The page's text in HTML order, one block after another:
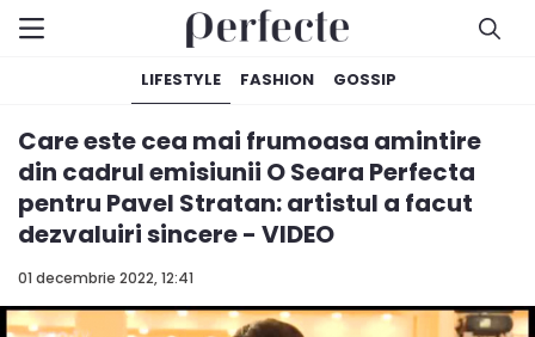
LIFESTYLE FASHION GOSSIP
01 decembrie 2022, 12:41
Care este cea mai frumoasa amintire
din cadrul emisiunii O Seara Perfecta
pentru Pavel Stratan: artistul a facut
dezvaluiri sincere - VIDEO